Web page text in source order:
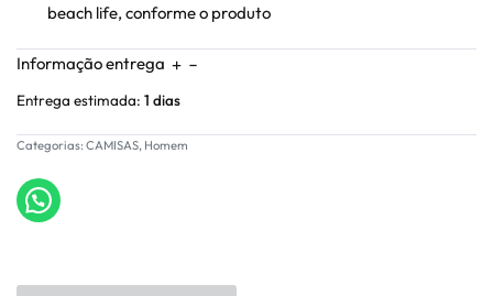
beach life, conforme o produto
Informação entrega
Entrega estimada: 1 dias
Categorias: CAMISAS, Homem